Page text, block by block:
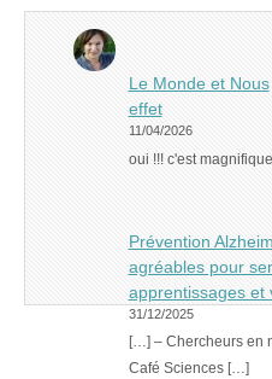
Le Monde et Nous
effet
11/04/2026
oui !!! c'est
Prévention
agréables pour
apprentissages et
31/12/2025
[…] – Chercheurs en
Café Sciences […]